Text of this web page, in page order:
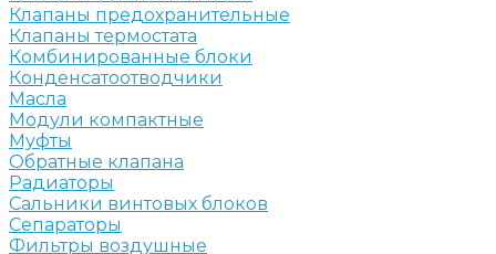
Клапаны предохранительные
Клапаны термостата
Комбинированные блоки
Конденсатоотводчики
Масла
Модули компактные
Муфты
Обратные клапана
Радиаторы
Сальники винтовых блоков
Сепараторы
Фильтры воздушные